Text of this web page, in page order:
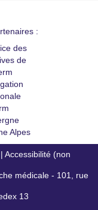
:
des
de
Alpes
| Accessibilité (non
médicale - 101, rue
13